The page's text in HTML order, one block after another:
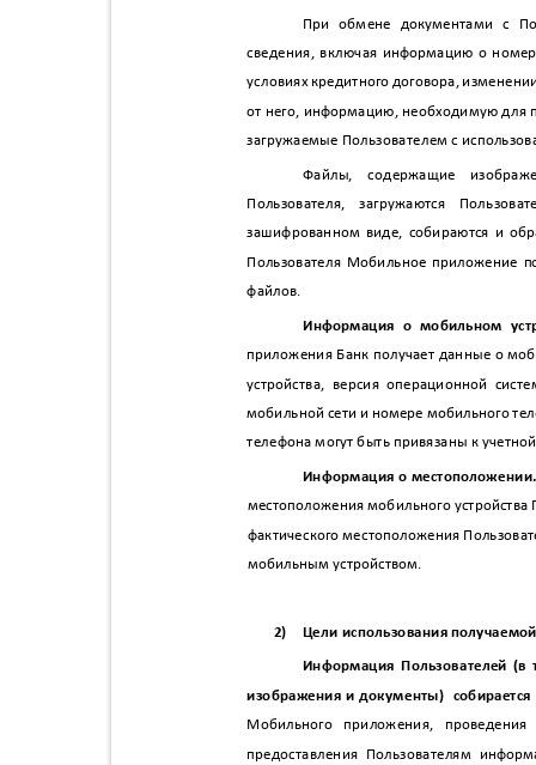
При обмене документами с
сведения, включая информацию о
условиях кредитного договора,
от него, информацию, необходимую для
загружаемые Пользователем с
Файлы,содержащие
Пользователя, загружаются
зашифрованном виде, собираются и
Пользователя Мобильное приложение
файлов.
Информация о мобильном
приложения Банк получает данные о
устройства, версия операционной
мобильной сети и номере мобильного
телефона могут быть привязаны к
Информация о
местоположения мобильного
фактического местоположения
мобильным устройством.
2) Цели использования
Информация Пользователей
изображения и документы)
Мобильного приложения,
предоставления Пользователям